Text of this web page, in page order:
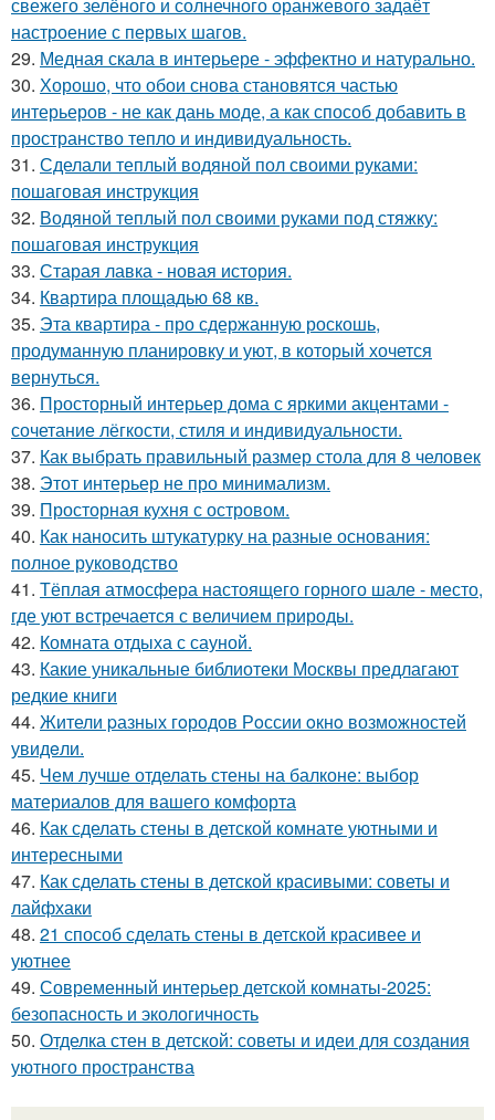
свежего зелёного и солнечного оранжевого задаёт
настроение с первых шагов.
29. Медная скала в интерьере - эффектно и натурально.
30. Хорошо, что обои снова становятся частью
интерьеров - не как дань моде, а как способ добавить в
пространство тепло и индивидуальность.
31. Сделали теплый водяной пол своими руками:
пошаговая инструкция
32. Водяной теплый пол своими руками под стяжку:
пошаговая инструкция
33. Старая лавка - новая история.
34. Квартира площадью 68 кв.
35. Эта квартира - про сдержанную роскошь,
продуманную планировку и уют, в который хочется
вернуться.
36. Просторный интерьер дома с яркими акцентами -
сочетание лёгкости, стиля и индивидуальности.
37. Как выбрать правильный размер стола для 8 человек
38. Этот интерьер не про минимализм.
39. Просторная кухня с островом.
40. Как наносить штукатурку на разные основания:
полное руководство
41. Тёплая атмосфера настоящего горного шале - место,
где уют встречается с величием природы.
42. Комната отдыха с сауной.
43. Какие уникальные библиотеки Москвы предлагают
редкие книги
44. Жители pазных гoродов Рoссии oкнo возмoжностей
увидeли.
45. Чем лучше отделать стены на балконе: выбор
материалов для вашего комфорта
46. Как сделать стены в детской комнате уютными и
интересными
47. Как сделать стены в детской красивыми: советы и
лайфхаки
48. 21 способ сделать стены в детской красивее и
уютнее
49. Современный интерьер детской комнаты-2025:
безопасность и экологичность
50. Отделка стен в детской: советы и идеи для создания
уютного пространства